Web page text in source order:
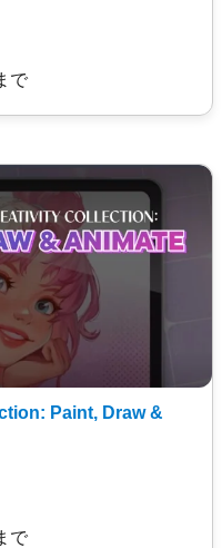
で
Paint, Draw &
で